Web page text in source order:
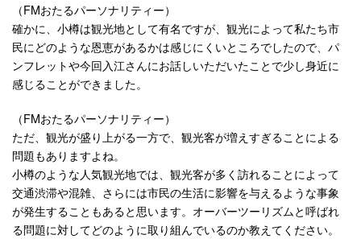
（FMおたるパーソナリティー）
確かに、小樽は観光地として有名ですが、観光によって私たち市
民にどのような恩恵があるかは感じにくいところでしたので、パ
ンフレットや今回入江さんにお話しいただいたことで少し身近に
感じることができました。
（FMおたるパーソナリティー）
ただ、観光が盛り上がる一方で、観光客が増えすぎることによる
問題もありますよね。
小樽のような人気観光地では、観光客が多く訪れることによって
交通渋滞や混雑、さらには市民の生活に影響を与えるような事象
が発生することもあると思います。オーバーツーリズムと呼ばれ
る問題に対してどのように取り組んでいるのか教えてください。